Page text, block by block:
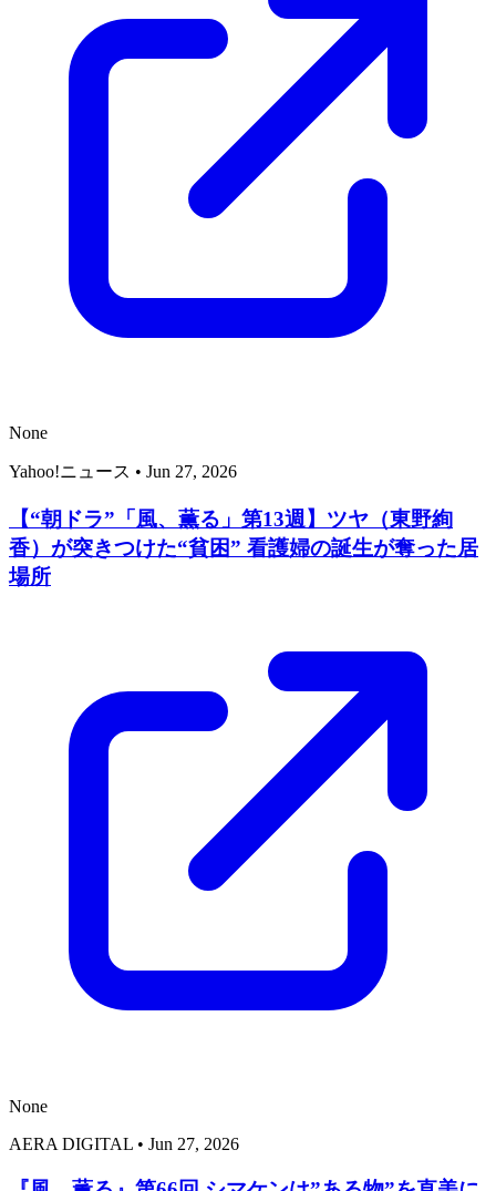
None
Yahoo!ニュース • Jun 27, 2026
【“朝ドラ”「風、薫る」第13週】ツヤ（東野絢
香）が突きつけた“貧困” 看護婦の誕生が奪った居
場所
None
AERA DIGITAL • Jun 27, 2026